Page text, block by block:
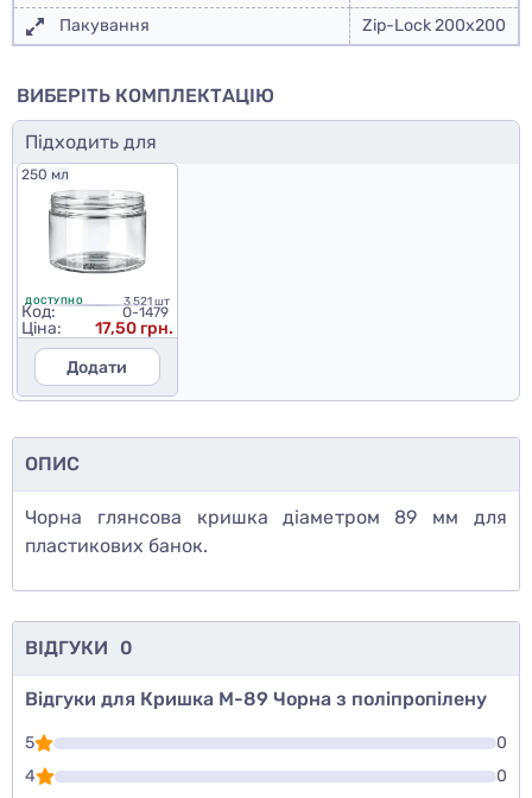
Пакування
Zip-Lock 200x200
ВИБЕРІТЬ КОМПЛЕКТАЦІЮ
Підходить для
250 мл
ДОСТУПНО 3 521 шт
Код: O-1479
Ціна:
17,50 грн.
Додати
ОПИС
Чорна глянсова кришка діаметром 89 мм для
пластикових банок.
ВІДГУКИ 0
Відгуки для Кришка М-89 Чорна з поліпропілену
5
0
4
0